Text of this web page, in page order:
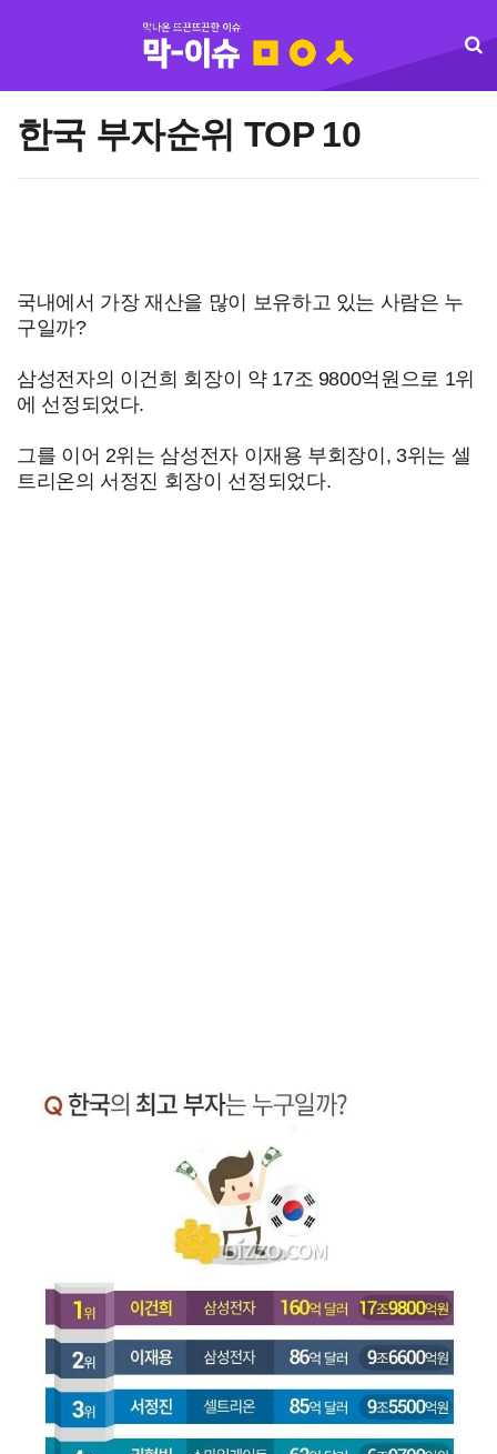
한국 부자순위 TOP 10
국내에서 가장 재산을 많이 보유하고 있는 사람은 누
구일까?
삼성전자의 이건희 회장이 약 17조 9800억원으로 1위
에 선정되었다.
그를 이어 2위는 삼성전자 이재용 부회장이, 3위는 셀
트리온의 서정진 회장이 선정되었다.